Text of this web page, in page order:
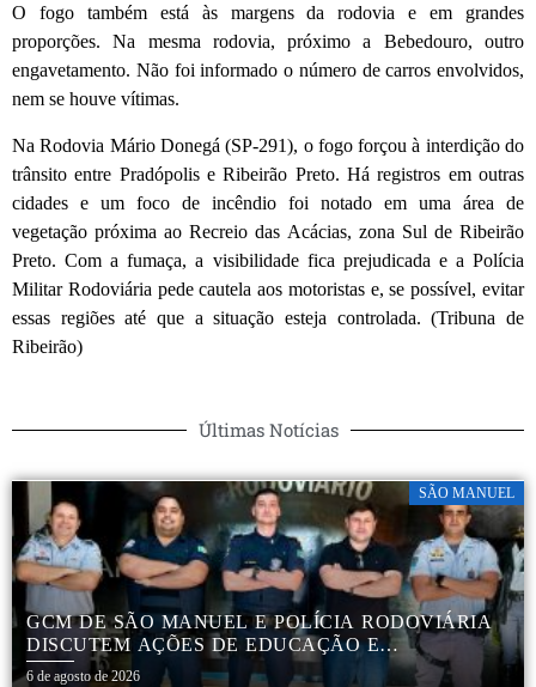
O fogo também está às margens da rodovia e em grandes
proporções. Na mesma rodovia, próximo a Bebedouro, outro
engavetamento. Não foi informado o número de carros envolvidos,
nem se houve vítimas.
Na Rodovia Mário Donegá (SP-291), o fogo forçou à interdição do
trânsito entre Pradópolis e Ribeirão Preto. Há registros em outras
cidades e um foco de incêndio foi notado em uma área de
vegetação próxima ao Recreio das Acácias, zona Sul de Ribeirão
Preto. Com a fumaça, a visibilidade fica prejudicada e a Polícia
Militar Rodoviária pede cautela aos motoristas e, se possível, evitar
essas regiões até que a situação esteja controlada. (Tribuna de
Ribeirão)
Últimas Notícias
SÃO MANUEL
GCM DE SÃO MANUEL E POLÍCIA RODOVIÁRIA
DISCUTEM AÇÕES DE EDUCAÇÃO E
SEGURANÇA NO TRÂNSITO
6 de agosto de 2026